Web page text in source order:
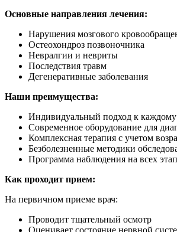
Основные направления лечения:
Нарушения мозгового
Остеохондроз позвоночника
Невралгии и невриты
Последствия травм
Дегенеративные заболевания
Наши преимущества:
Индивидуальный подход к
Современное оборудование для
Комплексная терапия с учетом
Безболезненные методики
Программа наблюдения на всех
Как проходит прием:
На первичном приеме врач:
Проводит тщательный осмотр